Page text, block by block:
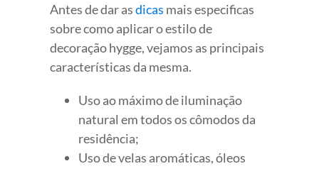
Antes de dar asdicas mais especificas
sobre como aplicar o estilo de
decoração hygge, vejamos as principais
características da mesma.
Uso ao máximo de iluminação
natural em todos os cômodos da
residência;
Uso de velas aromáticas, óleos